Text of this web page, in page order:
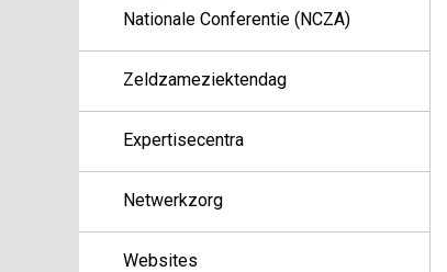
Nationale Conferentie (NCZA)
Zeldzameziektendag
Expertisecentra
Netwerkzorg
Websites